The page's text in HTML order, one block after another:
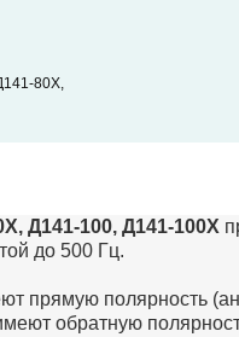
80Х,
Д141-100, Д141-100Х
до 500 Гц.
прямую полярность
обратную